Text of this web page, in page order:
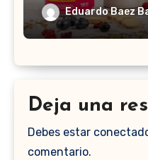
Eduardo Baez
Deja una
Debes estar
comentario.